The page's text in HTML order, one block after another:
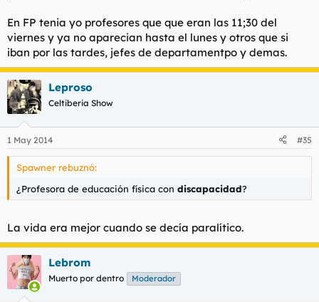
En FP tenia yo profesores que que eran las 11;30 del
viernes y ya no aparecian hasta el lunes y otros que si
iban por las tardes, jefes de departamentpo y demas.
Leproso
Celtiberia Show
1 May 2014 #35
Spawner rebuznó:
¿Profesora de educación física con discapacidad?
La vida era mejor cuando se decía paralítico.
Lebrom
Muerto por dentro Moderador